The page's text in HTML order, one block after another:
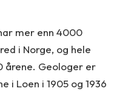
mer enn 4000
i Norge, og hele
årene. Geologer er
i Loen i 1905 og 1936